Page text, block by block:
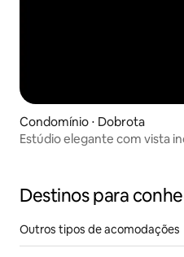
Condomínio ⋅ Dobrota
Estúdio elegante com vista
Destinos para
Outros tipos de acomodações